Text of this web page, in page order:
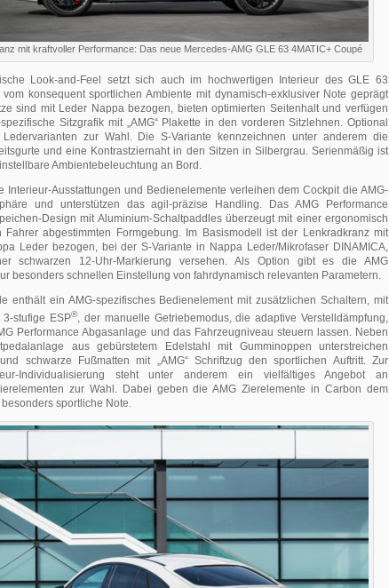
mit kraftvoller Performance: Das neue Mercedes-AMG GLE 63 4MATIC+ Coupé
Look-and-Feel setzt sich auch im hochwertigen Interieur des GLE 63
konsequent sportlichen Ambiente mit dynamisch-exklusiver Note geprägt
sind mit Leder Nappa bezogen, bieten optimierten Seitenhalt und verfügen
Sitzgrafik mit „AMG“ Plakette in den vorderen Sitzlehnen. Optional
zur Wahl. Die S-Variante kennzeichnen unter anderem die
und eine Kontrastziernaht in den Sitzen in Silbergrau. Serienmäßig ist
Ambientebeleuchtung an Bord.
Interieur-Ausstattungen und Bedienelemente verleihen dem Cockpit die AMG-
und unterstützen das agil-präzise Handling. Das AMG Performance
Design mit Aluminium-Schaltpaddles überzeugt mit einer ergonomisch
Fahrer abgestimmten Formgebung. Im Basismodell ist der Lenkradkranz mit
Leder bezogen, bei der S-Variante in Nappa Leder/Mikrofaser DINAMICA,
schwarzen 12-Uhr-Markierung versehen. Als Option gibt es die AMG
besonders schnellen Einstellung von fahrdynamisch relevanten Parametern.
enthält ein AMG-spezifisches Bedienelement mit zusätzlichen Schaltern, mit
stufige ESP®, der manuelle Getriebemodus, die adaptive Verstelldämpfung,
Performance Abgasanlage und das Fahrzeugniveau steuern lassen. Neben
aus gebürstetem Edelstahl mit Gumminoppen unterstreichen
schwarze Fußmatten mit „AMG“ Schriftzug den sportlichen Auftritt. Zur
Individualisierung steht unter anderem ein vielfältiges Angebot an
zur Wahl. Dabei geben die AMG Zierelemente in Carbon dem
sportliche Note.